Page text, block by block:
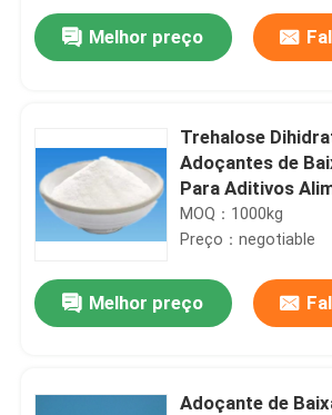
Melhor preço
Trehalose
Adoçantes de
Para Aditivos
Cosméticos
MOQ：1000kg
Preço：negotiable
Melhor preço
Adoçante de